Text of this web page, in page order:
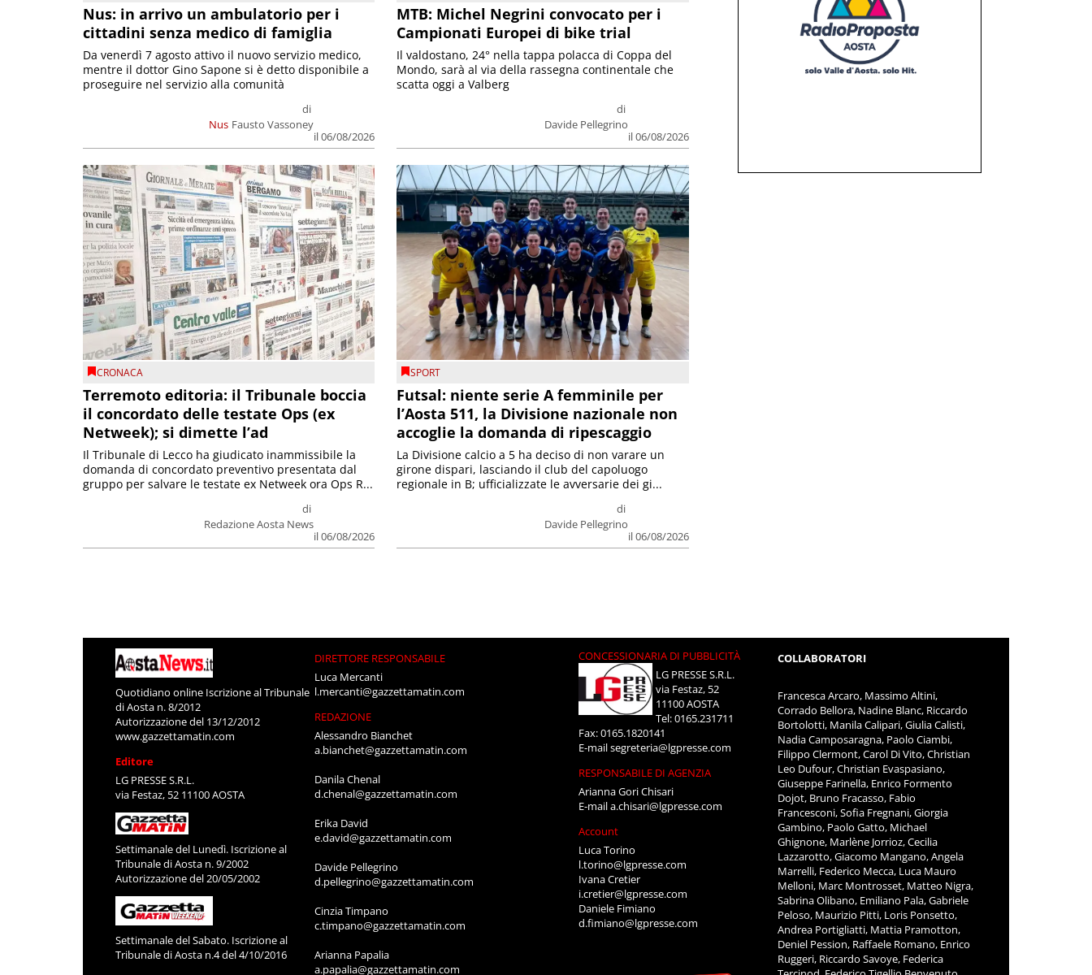
Nus: in arrivo un ambulatorio per i
cittadini senza medico di famiglia
Nus
di
Fausto Vassoney
il 06/08/2026
Da venerdì 7 agosto attivo il nuovo servizio medico,
mentre il dottor Gino Sapone si è detto disponibile a
proseguire nel servizio alla comunità
MTB: Michel Negrini convocato per i
Campionati Europei di bike trial
di
Davide Pellegrino
il 06/08/2026
Il valdostano, 24° nella tappa polacca di Coppa del
Mondo, sarà al via della rassegna continentale che
scatta oggi a Valberg
CRONACA
Terremoto editoria: il Tribunale boccia
il concordato delle testate Ops (ex
Netweek); si dimette l’ad
di
Redazione Aosta News
il 06/08/2026
Il Tribunale di Lecco ha giudicato inammissibile la
domanda di concordato preventivo presentata dal
gruppo per salvare le testate ex Netweek ora Ops R...
SPORT
Futsal: niente serie A femminile per
l’Aosta 511, la Divisione nazionale non
accoglie la domanda di ripescaggio
di
Davide Pellegrino
il 06/08/2026
La Divisione calcio a 5 ha deciso di non varare un
girone dispari, lasciando il club del capoluogo
regionale in B; ufficializzate le avversarie dei gi...
Quotidiano online Iscrizione al Tribunale
di Aosta n. 8/2012
Autorizzazione del 13/12/2012
www.gazzettamatin.com
Editore
LG PRESSE S.R.L.
via Festaz, 52 11100 AOSTA
Settimanale del Lunedì. Iscrizione al
Tribunale di Aosta n. 9/2002
Autorizzazione del 20/05/2002
Settimanale del Sabato. Iscrizione al
Tribunale di Aosta n.4 del 4/10/2016
DIRETTORE RESPONSABILE
Luca Mercanti
l.mercanti@gazzettamatin.com
REDAZIONE
Alessandro Bianchet
a.bianchet@gazzettamatin.com
Danila Chenal
d.chenal@gazzettamatin.com
Erika David
e.david@gazzettamatin.com
Davide Pellegrino
d.pellegrino@gazzettamatin.com
Cinzia Timpano
c.timpano@gazzettamatin.com
Arianna Papalia
a.papalia@gazzettamatin.com
CONCESSIONARIA DI PUBBLICITÀ
LG PRESSE S.R.L.
via Festaz, 52
11100 AOSTA
Tel: 0165.231711
Fax: 0165.1820141
E-mailsegreteria@lgpresse.com
RESPONSABILE DI AGENZIA
Arianna Gori Chisari
E-maila.chisari@lgpresse.com
Account
Luca Torino
l.torino@lgpresse.com
Ivana Cretier
i.cretier@lgpresse.com
Daniele Fimiano
d.fimiano@lgpresse.com
COLLABORATORI
Francesca Arcaro, Massimo Altini,
Corrado Bellora, Nadine Blanc, Riccardo
Bortolotti, Manila Calipari, Giulia Calisti,
Nadia Camposaragna, Paolo Ciambi,
Filippo Clermont, Carol Di Vito, Christian
Leo Dufour, Christian Evaspasiano,
Giuseppe Farinella, Enrico Formento
Dojot, Bruno Fracasso, Fabio
Francesconi, Sofia Fregnani, Giorgia
Gambino, Paolo Gatto, Michael
Ghignone, Marlène Jorrioz, Cecilia
Lazzarotto, Giacomo Mangano, Angela
Marrelli, Federico Mecca, Luca Mauro
Melloni, Marc Montrosset, Matteo Nigra,
Sabrina Olibano, Emiliano Pala, Gabriele
Peloso, Maurizio Pitti, Loris Ponsetto,
Andrea Portigliatti, Mattia Pramotton,
Deniel Pession, Raffaele Romano, Enrico
Ruggeri, Riccardo Savoye, Federica